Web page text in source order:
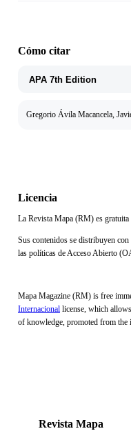
Cómo citar
Gregorio Ávila Macancela,
Licencia
La Revista Mapa (RM) es gratuita
Sus contenidos se distribuyen con
las políticas de Acceso Abierto
Mapa Magazine (RM) is free
Internacional license, which
of knowledge, promoted from the
Revista Mapa